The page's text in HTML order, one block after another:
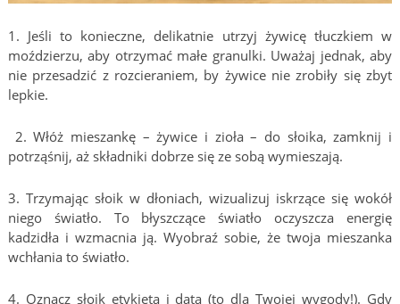
1. Jeśli to konieczne, delikatnie utrzyj żywicę tłuczkiem w
moździerzu, aby otrzymać małe granulki. Uważaj jednak, aby
nie przesadzić z rozcieraniem, by żywice nie zrobiły się zbyt
lepkie.
2. Włóż mieszankę – żywice i zioła – do słoika, zamknij i
potrząśnij, aż składniki dobrze się ze sobą wymieszają.
3. Trzymając słoik w dłoniach, wizualizuj iskrzące się wokół
niego światło. To błyszczące światło oczyszcza energię
kadzidła i wzmacnia ją. Wyobraź sobie, że twoja mieszanka
wchłania to światło.
4. Oznacz słoik etykietą i datą (to dla Twojej wygody!). Gdy